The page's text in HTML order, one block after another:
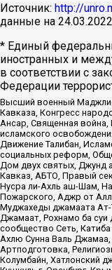
Источник: http://
данные на 24.03.2022
* Единый
иностранных и
в соответствии с
Федерации
Высший военный
Кавказа, Конгресс
Ансар, Священная война,
исламского
Движение Талибан,
социальных реформ,
Дом двух святых, Джунд
Кавказ, АБТО, Правый
Нусра ли-Ахль аш-Шам,
Пожарского, Аджр от
Муджахеды джамаата Ат-
Джамаат, Рохнамо ба суи
сообщество Сеть,
Ахлю Сунна Валь Джамаа,
Артподготовка,
Колумбайн, Хатлонский